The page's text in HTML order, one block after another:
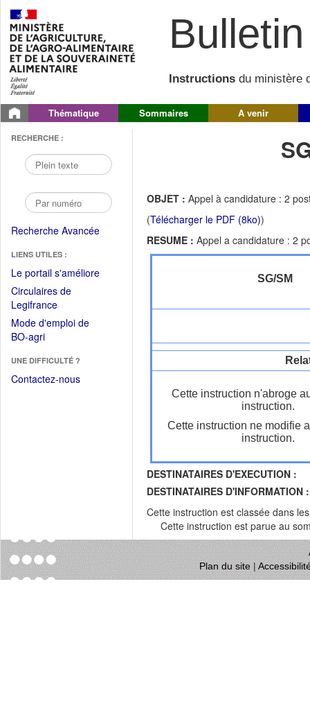
Instructions du ministère
Thématique Sommaires A venir
RECHERCHE :
Recherche Avancée
LIENS UTILES :
Le portail s'améliore(Fichier
Circulaires de
Legifrance(Ouvrir
dans
une
fenêtre)
Mode d'emploi de
BO-agri(Ouvrir
une
nouvelle
UNE DIFFICULTÉ ?
Contactez-nous
OBJET : Appel à candidature : 2
(Télécharger le PDF (8ko))
RESUME : Appel a candidature : 2
SG/SM
Cette instruction n'abroge
instruction.
Cette instruction ne modifie
instruction.
DESTINATAIRES D'EXECUTION :
DESTINATAIRES D'INFORMATION :
Cette instruction est classée dans
Cette instruction est parue au
Plan du site|